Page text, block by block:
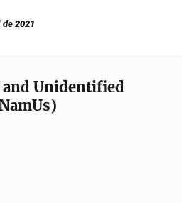
2021
Unidentified